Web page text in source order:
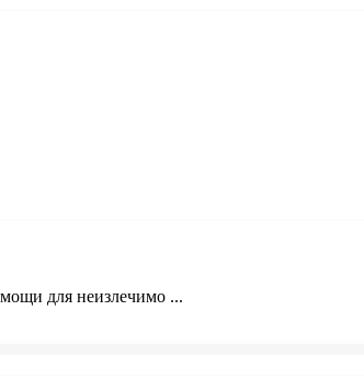
для неизлечимо ...